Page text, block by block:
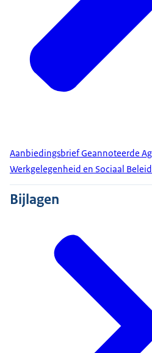
Aanbiedingsbrief Geannoteerde
Werkgelegenheid en Sociaal
Bijlagen